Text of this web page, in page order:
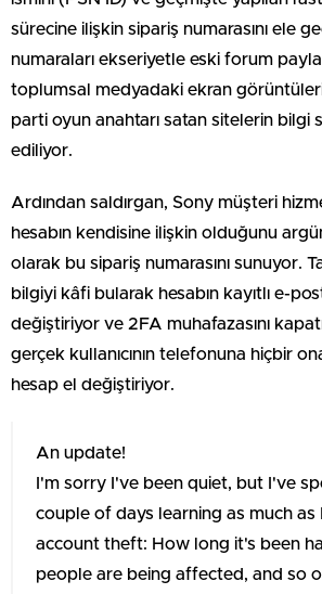
sürecine ilişkin sipariş numarasını ele
numaraları ekseriyetle eski forum
toplumsal medyadaki ekran
parti oyun anahtarı satan sitelerin bilgi
ediliyor.
Ardından saldırgan, Sony müşteri
hesabın kendisine ilişkin olduğunu
olarak bu sipariş numarasını sunuyor.
bilgiyi kâfi bularak hesabın kayıtlı e-
değiştiriyor ve 2FA muhafazasını
gerçek kullanıcının telefonuna hiçbir
hesap el değiştiriyor.
An update!
I'm sorry I've been quiet, but I've
couple of days learning as much as
account theft: How long it's been
people are being affected, and so